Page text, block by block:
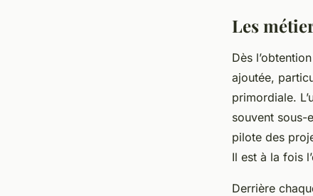
Les
Dès
ajoutée,
primordiale.
souvent sous-
pilote des
Il est à la fois
Derrière